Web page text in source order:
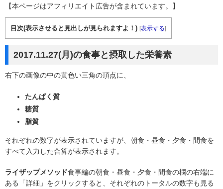
【本ページはアフィリエイト広告が含まれています。】
目次(表示させると見出しが見られますよ！) [表示する]
2017.11.27(月)の食事と摂取した栄養素
右下の画像の中の黄色い三角の頂点に、
たんぱく質
糖質
脂質
それぞれの数字が表示されていますが、朝食・昼食・夕食・間食を
すべて入力した合算が表示されます。
ライザップメソッド食事編の朝食・昼食・夕食・間食の欄の右端に
ある「詳細」をクリックすると、それぞれのトータルの数字も見る